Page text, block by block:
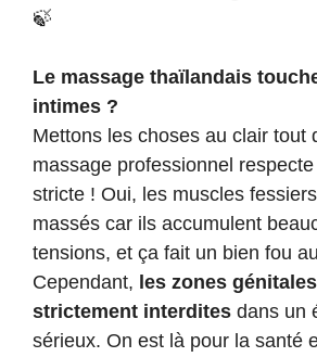
🍃
Le massage thaïlandais
intimes ?
Mettons les choses au clair tout
massage professionnel
stricte ! Oui, les muscles
massés car ils accumulent
tensions, et ça fait un bien fou
Cependant, les zones
strictement interdites dans un
sérieux. On est là pour la santé